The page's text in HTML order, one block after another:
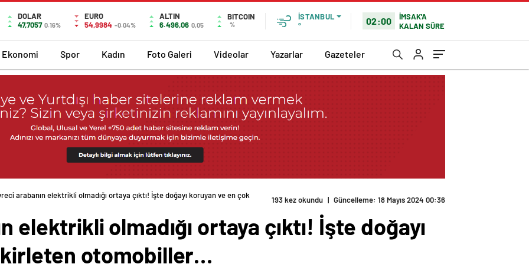
DOLAR
47,7057 0.16%
EURO
54,9984 -0.04%
ALTIN
6.496,06 0,05
BITCOIN
%
İSTANBUL
°
02:00
İMSAK'A
KALAN SÜRE
Ekonomi Spor Kadın Foto Galeri Videolar Yazarlar Gazeteler
arabanın elektrikli olmadığı ortaya çıktı! İşte doğayı koruyan ve en çok 193 kez okundu | Güncelleme: 18 Mayıs 2024 00:36
elektrikli olmadığı ortaya çıktı! İşte doğayı
otomobiller…